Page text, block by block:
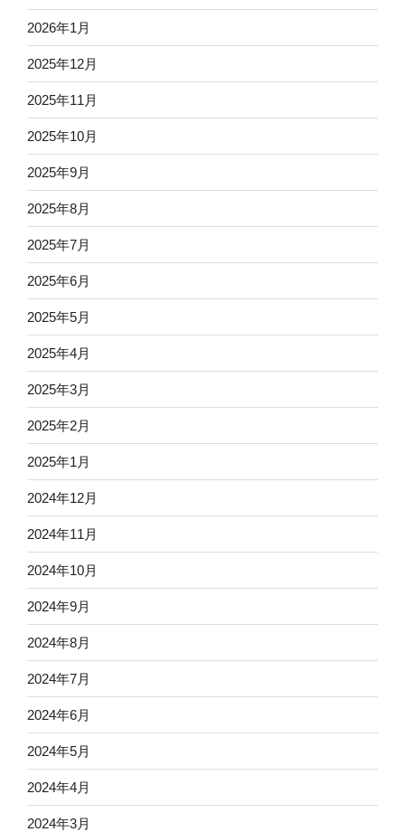
2026年1月
2025年12月
2025年11月
2025年10月
2025年9月
2025年8月
2025年7月
2025年6月
2025年5月
2025年4月
2025年3月
2025年2月
2025年1月
2024年12月
2024年11月
2024年10月
2024年9月
2024年8月
2024年7月
2024年6月
2024年5月
2024年4月
2024年3月